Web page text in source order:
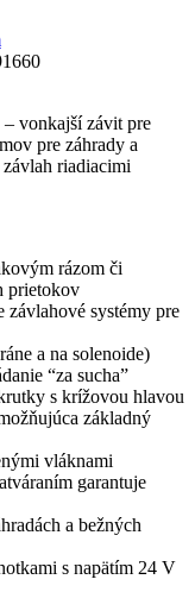
vonkajší závit pre
pre záhrady a
závlah riadiacimi
rázom či
prietokov
systémy pre
a na solenoide)
“za sucha”
s krížovou hlavou
základný
vláknami
garantuje
a bežných
s napätím 24 V